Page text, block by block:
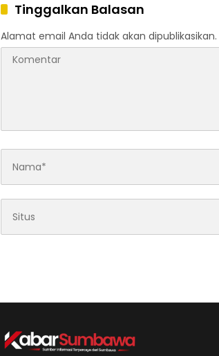
Tinggalkan Balasan
Alamat email Anda tidak akan dipublikasikan.